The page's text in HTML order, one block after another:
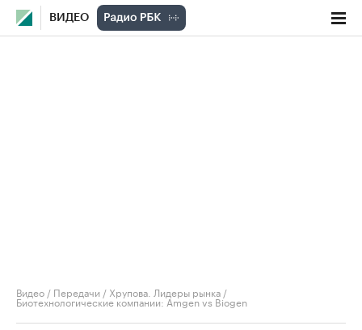
ВИДЕО
Видео / Передачи / Хрупова. Лидеры рынка /
Биотехнологические компании: Amgen vs Biogen